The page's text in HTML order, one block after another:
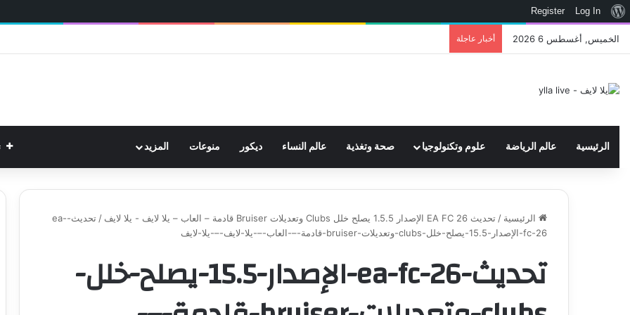
نبذة
ووردبريس
Log In
Register
الخميس, أغسطس 6 2026 أخبار عاجلة
الرئيسية عالم الرياضة علوم وتكنولوجيا صحة وتغذية عالم النساء ديكور منوعات المزيد
الرئيسية / تحديث EA FC 26 الإصدار 1.5.5 يصلح خلل Clubs وتعديلات Bruiser قادمة – العاب – يلا لايف - يلا لايف /
تحديث-ea-
fc-26-الإصدار-15.5-يصلح-خلل-clubs-وتعديلات-bruiser-قادمة-–-العاب-–-يلا-لايف-–-يلا-لايف
تحديث-ea-fc-26-الإصدار-15.5-يصلح-خلل-